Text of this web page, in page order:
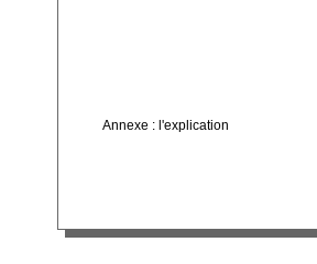
Annexe : l'explication